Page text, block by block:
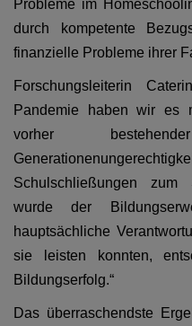
Probleme im
durch kompetente
finanzielle Probleme ihrer
Forschungsleiterin
Pandemie haben wir es
vorher
Schulschließungen zum
wurde der
hauptsächliche
sie leisten konnten,
Bildungserfolg.“
Das überraschendste